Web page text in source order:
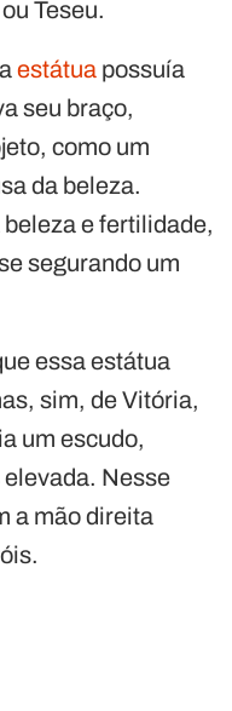
Teseu.
estátua possuía
seu braço,
como um
da beleza.
e fertilidade,
segurando um
essa estátua
sim, de Vitória,
um escudo,
Nesse
a mão direita